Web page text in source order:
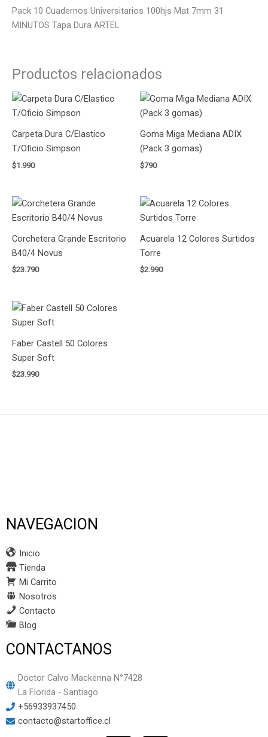
Pack 10 Cuadernos Universitarios 100hjs Mat 7mm 31
MINUTOS Tapa Dura ARTEL
Productos relacionados
Carpeta Dura C/Elastico
T/Oficio Simpson
$1.990
Goma Miga Mediana ADIX
(Pack 3 gomas)
$790
Corchetera Grande Escritorio
B40/4 Novus
$23.790
Acuarela 12 Colores Surtidos
Torre
$2.990
Faber Castell 50 Colores
Super Soft
$23.990
NAVEGACION
Inicio
Tienda
Mi Carrito
Nosotros
Contacto
Blog
CONTACTANOS
Doctor Calvo Mackenna N°7428
La Florida - Santiago
+56933937450
contacto@startoffice.cl